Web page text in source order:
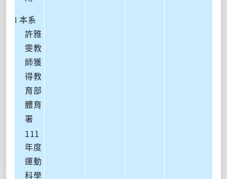
l 本系
許雅
雯教
師獲
得教
育部
體育
署
111
年度
運動
科學